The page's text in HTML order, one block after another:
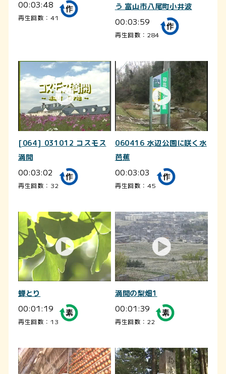
00:03:48
再生回数：41
う 富山市八尾町小井波
00:03:59
再生回数：284
[064] 031012 コスモス
満開
00:03:02
再生回数：32
060416 水辺公園に咲く水
芭蕉
00:03:03
再生回数：45
蝉とり
00:01:19
再生回数：13
満開の梨畑1
00:01:39
再生回数：22